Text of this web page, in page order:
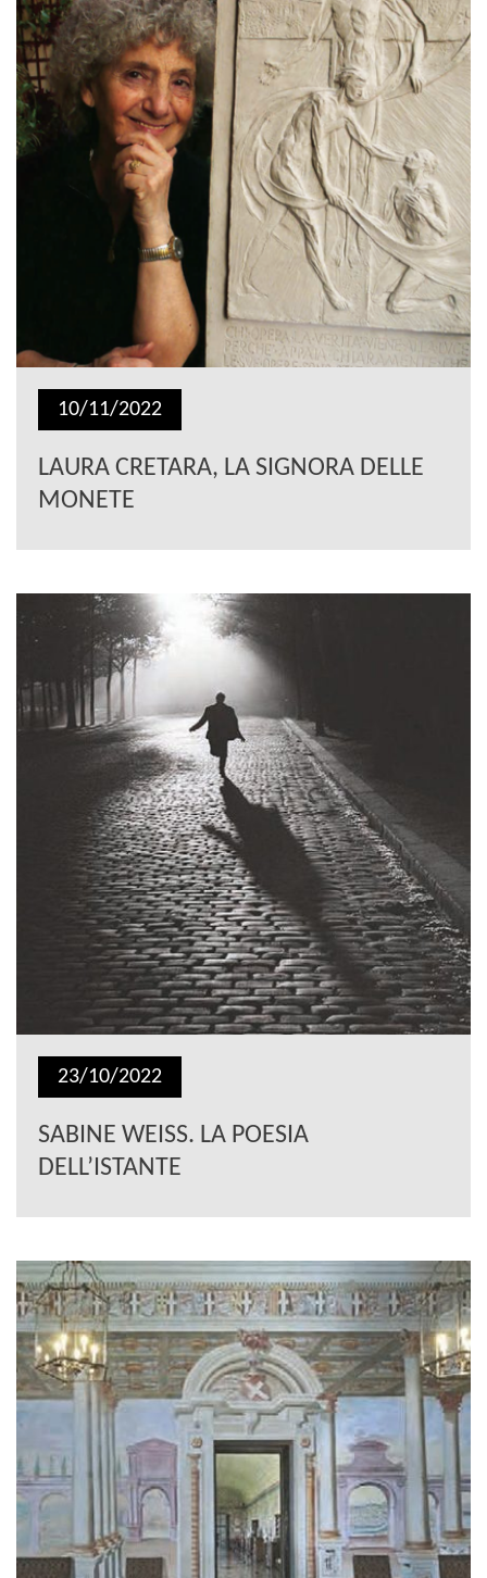
10/11/2022
LAURA CRETARA, LA SIGNORA DELLE
MONETE
23/10/2022
SABINE WEISS. LA POESIA
DELL’ISTANTE